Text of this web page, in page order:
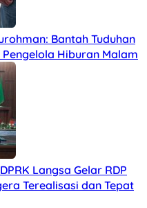
Bantah Tuduhan
Hiburan Malam
Langsa Gelar RDP
Terealisasi dan Tepat